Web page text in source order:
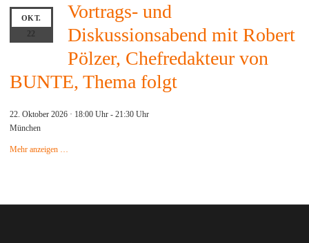
OKT.
22
Vortrags- und
Diskussionsabend mit Robert
Pölzer, Chefredakteur von
BUNTE, Thema folgt
22. Oktober 2026 · 18:00 Uhr - 21:30 Uhr
München
Mehr anzeigen …